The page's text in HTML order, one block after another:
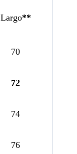
Largo**
70
72
74
76